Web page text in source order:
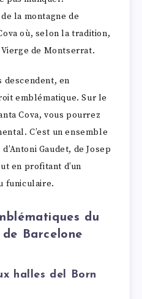
la montagne de
où, selon la tradition,
de Montserrat.
descendent, en
emblématique. Sur le
Cova, vous pourrez
C’est un ensemble
Gaudet, de Josep
en profitant d’un
funiculaire.
du
Barcelone
halles del Born